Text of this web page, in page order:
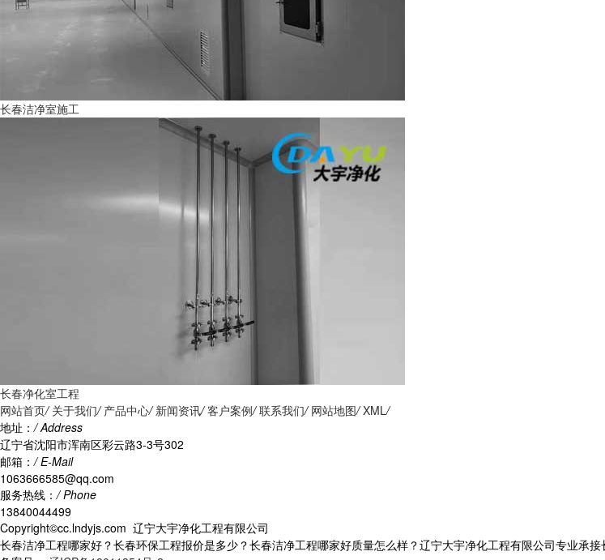
长春洁净室施工
长春净化室工程
网站首页/ 关于我们/ 产品中心/ 新闻资讯/ 客户案例/ 联系我们/ 网站地图/ XML/
地址：/ Address
辽宁省沈阳市浑南区彩云路3-3号302
邮箱：/ E-Mail
1063666585@qq.com
服务热线：/ Phone
13840044499
Copyright©cc.lndyjs.com 辽宁大宇净化工程有限公司
长春洁净工程哪家好？长春环保工程报价是多少？长春洁净工程哪家好质量怎么样？辽宁大宇净化工程有限公司专业承